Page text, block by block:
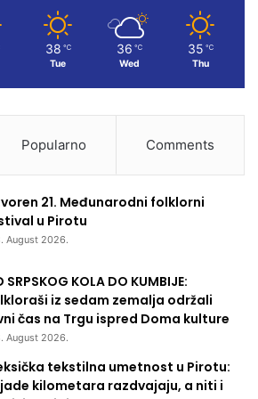
38 ℃
Tue
36 ℃
Wed
35 ℃
Thu
Popularno Comments
21. Međunarodni folklorni
u Pirotu
August 2026.
SRPSKOG KOLA DO KUMBIJE:
iz sedam zemalja održali
čas na Trgu ispred Doma kulture
August 2026.
tekstilna umetnost u Pirotu:
kilometara razdvajaju, a niti i